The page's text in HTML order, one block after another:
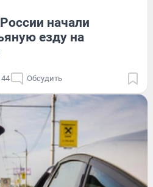
начали
езду на
Обсудить